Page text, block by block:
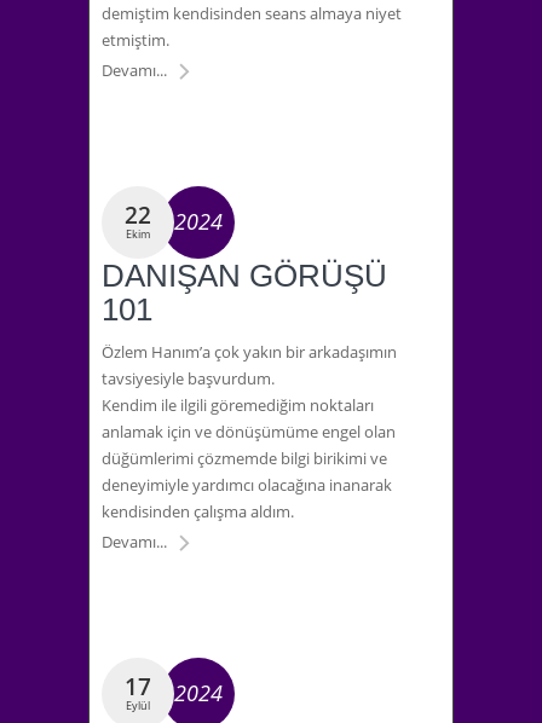
demiştim kendisinden seans almaya niyet
etmiştim.
Devamı...
22
Ekim 2024
DANIŞAN GÖRÜŞÜ
101
Özlem Hanım’a çok yakın bir arkadaşımın
tavsiyesiyle başvurdum.
Kendim ile ilgili göremediğim noktaları
anlamak için ve dönüşümüme engel olan
düğümlerimi çözmemde bilgi birikimi ve
deneyimiyle yardımcı olacağına inanarak
kendisinden çalışma aldım.
Devamı...
17
Eylül 2024